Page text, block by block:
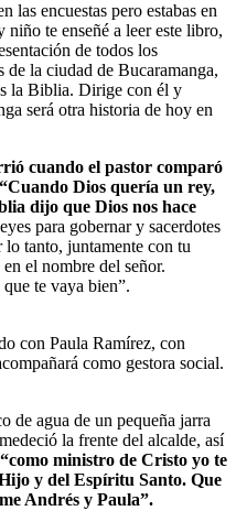
las encuestas pero estabas en
te enseñé a leer este libro,
de todos los
la ciudad de Bucaramanga,
la Biblia. Dirige con él y
será otra historia de hoy en
cuando el pastor comparó
Dios quería un rey,
dijo que Dios nos hace
para gobernar y sacerdotes
lo tanto, juntamente con tu
el nombre del señor.
te vaya bien”.
con Paula Ramírez, con
como gestora social.
de agua de un pequeña jarra
la frente del alcalde, así
“como ministro de Cristo yo te
y del Espíritu Santo. Que
Andrés y Paula”.